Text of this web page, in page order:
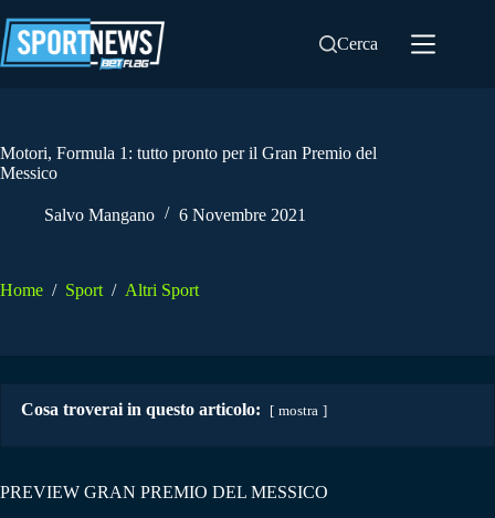
al
contenuto
Cerca
Motori, Formula 1: tutto pronto per il Gran Premio del
Messico
Salvo Mangano 6 Novembre 2021
Home / Sport / Altri Sport
Cosa troverai in questo articolo: mostra
PREVIEW GRAN PREMIO DEL MESSICO